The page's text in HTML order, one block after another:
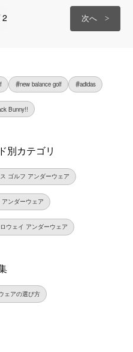
2
new balance golf adidas
Bunny!!
別カテゴリ
ゴルフ アンダーウェア
アンダーウェア
ウェイ アンダーウェア
ェアの選び方